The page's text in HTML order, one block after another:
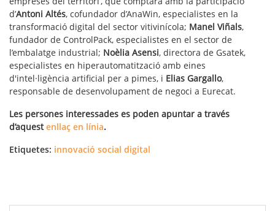
d’Antoni Altés, cofundador d’AnaWin, especialistes en la
transformació digital del sector vitivinícola; Manel Viñals,
fundador de ControlPack, especialistes en el sector de
l’embalatge industrial; Noèlia Asensi, directora de Gsatek,
especialistes en hiperautomatització amb eines
d'intel·ligència artificial per a pimes, i Elias Gargallo,
responsable de desenvolupament de negoci a Eurecat.
Les persones interessades es poden apuntar a través
d’aquestenllaç en línia.
Etiquetes: innovació social digital